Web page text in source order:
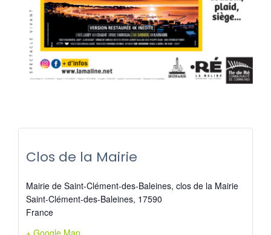
Clos de la Mairie
Mairie de Saint-Clément-des-Baleines, clos de la Mairie
Saint-Clément-des-Baleines, 17590
France